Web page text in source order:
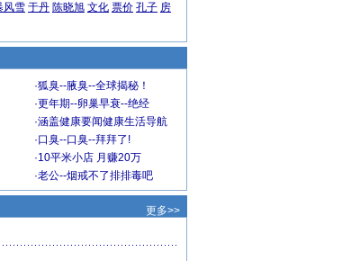
风雪 于丹 陈晓旭 文化 票价 孔子 房
·狐臭--腋臭--全球揭秘！
·更年期--卵巢早衰--绝经
·涵盖健康要闻健康生活导航
·口臭--口臭--拜拜了!
·10平米小店 月赚20万
·老公--烟戒不了排排毒吧
更多>>